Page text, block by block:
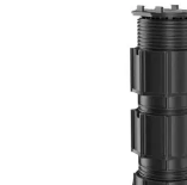
сравнить